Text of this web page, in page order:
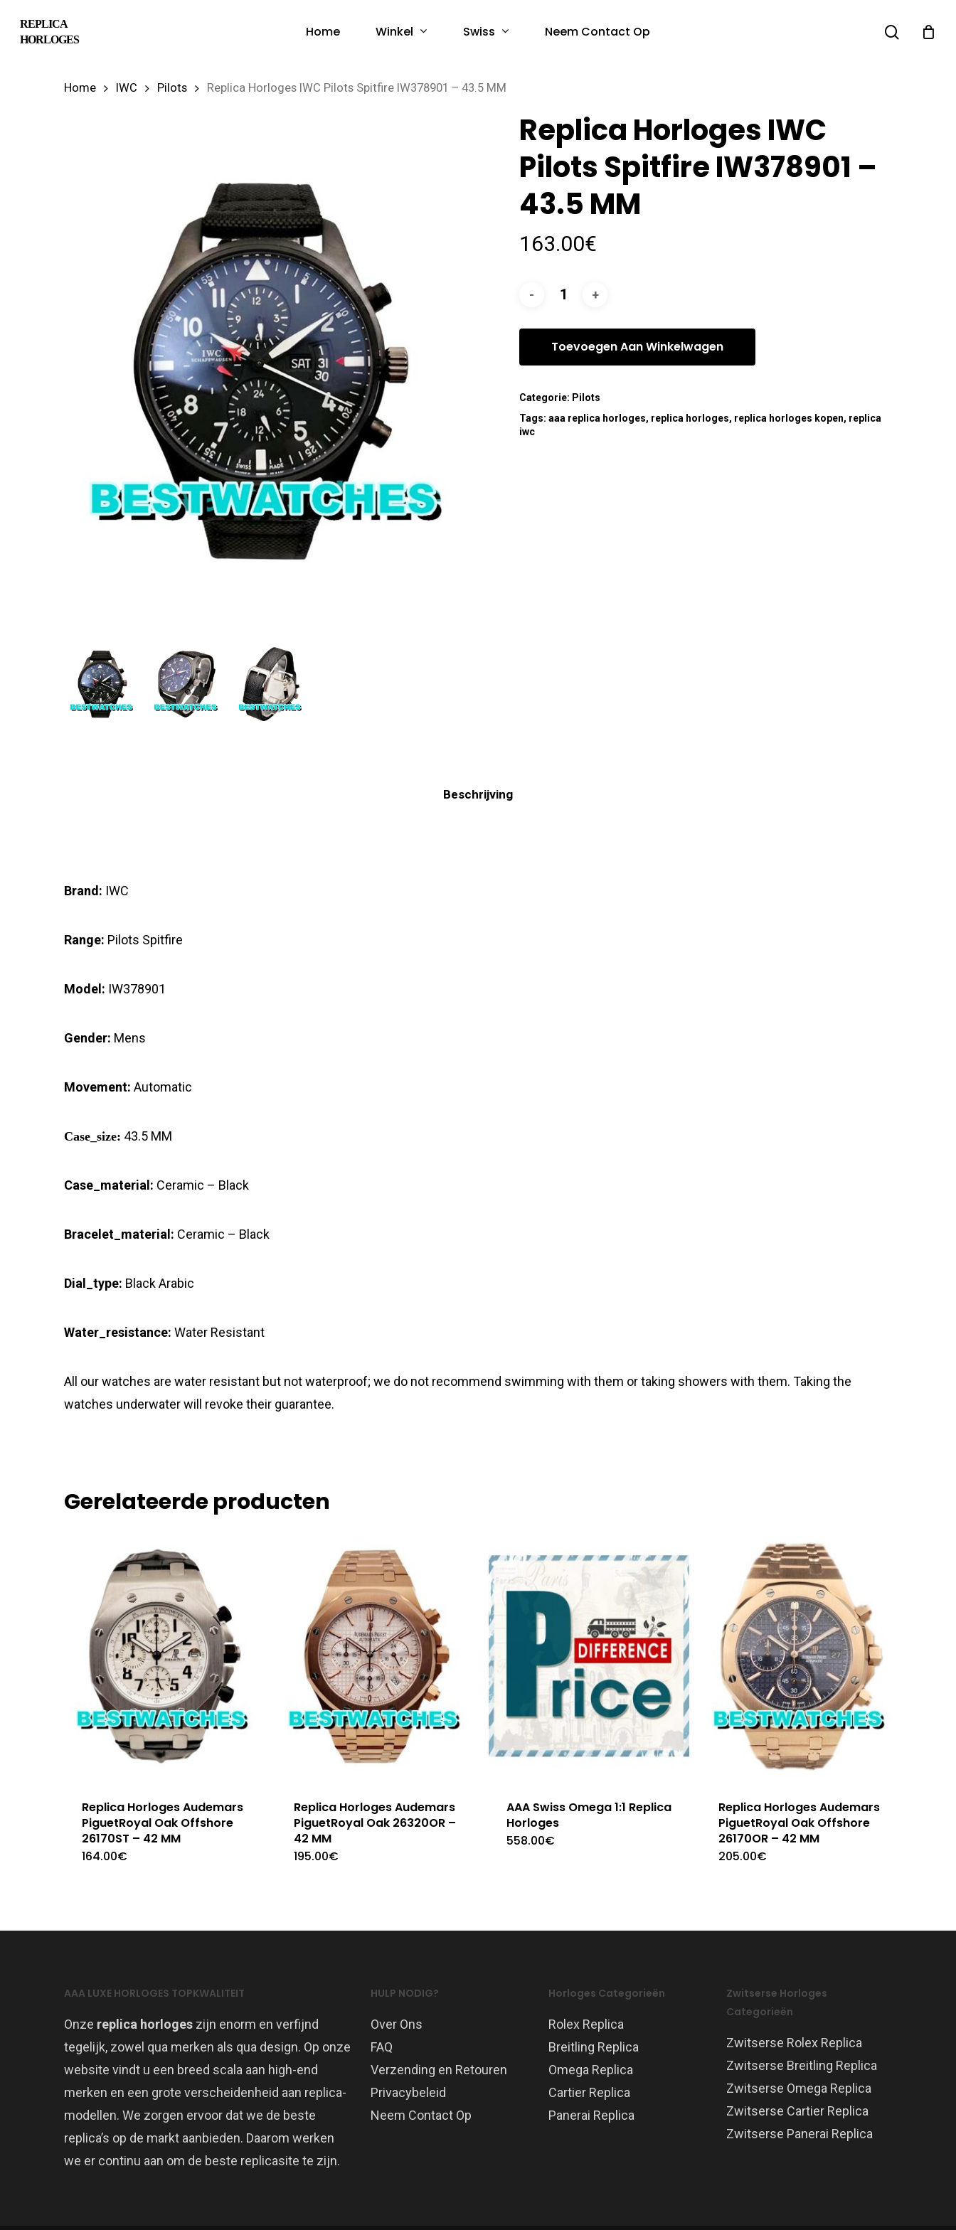
REPLICA
HORLOGES
Home Winkel Swiss Neem Contact Op search
Home IWC Pilots Replica Horloges IWC Pilots Spitfire IW378901 – 43.5 MM
Replica Horloges IWC
Pilots Spitfire IW378901 –
43.5 MM
163.00€
Toevoegen Aan Winkelwagen
Categorie: Pilots
Tags:aaa replica horloges, replica horloges, replica horloges kopen, replica
iwc
Beschrijving
Brand: IWC
Range: Pilots Spitfire
Model: IW378901
Gender: Mens
Movement: Automatic
Case_size: 43.5 MM
Case_material: Ceramic – Black
Bracelet_material: Ceramic – Black
Dial_type: Black Arabic
Water_resistance: Water Resistant
All our watches are water resistant but not waterproof; we do not recommend swimming with them or taking showers with them. Taking the
watches underwater will revoke their guarantee.
Gerelateerde producten
Replica Horloges Audemars
PiguetRoyal Oak Offshore
26170ST – 42 MM
164.00€
Replica Horloges Audemars
PiguetRoyal Oak 26320OR –
42 MM
195.00€
AAA Swiss Omega 1:1 Replica
Horloges
558.00€
Replica Horloges Audemars
PiguetRoyal Oak Offshore
26170OR – 42 MM
205.00€
AAA LUXE HORLOGES TOPKWALITEIT
Onze replica horloges zijn enorm en verfijnd
tegelijk, zowel qua merken als qua design. Op onze
website vindt u een breed scala aan high-end
merken en een grote verscheidenheid aan replica-
modellen. We zorgen ervoor dat we de beste
replica’s op de markt aanbieden. Daarom werken
we er continu aan om de beste replicasite te zijn.
HULP NODIG?
Over Ons
FAQ
Verzending en Retouren
Privacybeleid
Neem Contact Op
Horloges Categorieën
Rolex Replica
Breitling Replica
Omega Replica
Cartier Replica
Panerai Replica
Zwitserse Horloges
Categorieën
Zwitserse Rolex Replica
Zwitserse Breitling Replica
Zwitserse Omega Replica
Zwitserse Cartier Replica
Zwitserse Panerai Replica